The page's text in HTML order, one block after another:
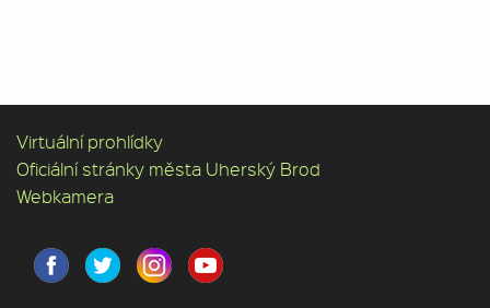
Virtuální prohlídky
Oficiální stránky města Uherský Brod
Webkamera